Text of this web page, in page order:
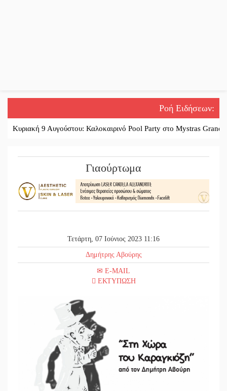
Ροή Ειδήσεων:
9 Αυγούστου: Καλοκαιρινό Pool Party στο Mystras Grand Palace
Γιαούρτωμα
Τετάρτη, 07 Ιούνιος 2023 11:16
Δημήτρης Αβούρης
E-MAIL
ΕΚΤΥΠΩΣΗ